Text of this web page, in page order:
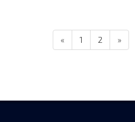
« 1 2 »